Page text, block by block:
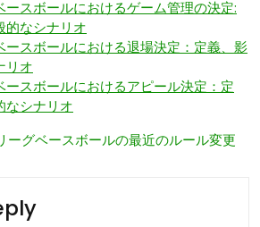
ースボールにおけるゲーム管理の決定:
的なシナリオ
ースボールにおける退場決定：定義、影
リオ
ースボールにおけるアピール決定：定
なシナリオ
ーグベースボールの最近のルール変更